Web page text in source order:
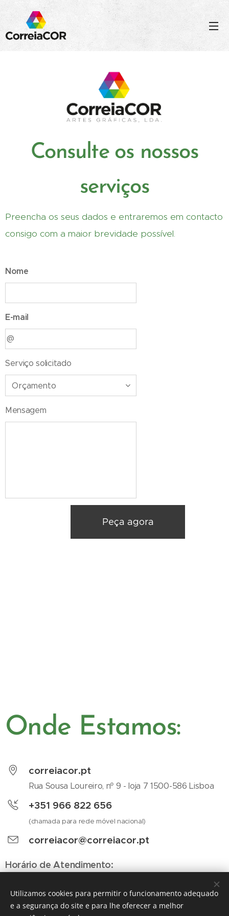
Consulte os nossos
serviços
Preencha os seus dados e entraremos em contacto
consigo com a maior brevidade possível.
Nome
E-mail
Serviço solicitado
Mensagem
Peça agora
Onde Estamos:
correiacor.pt
Rua Sousa Loureiro, nº 9 - loja 7 1500-586 Lisboa
+351 966 822 656
(chamada para rede móvel nacional)
correiacor@correiacor.pt
Horário de Atendimento:
2ª a 6ª Feira, das 9h30 às 18:30
Utilizamos cookies para permitir o funcionamento adequado
e a segurança do site e para lhe oferecer a melhor